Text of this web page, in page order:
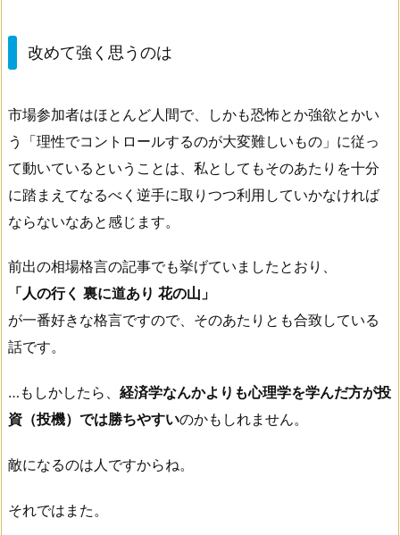
改めて強く思うのは
市場参加者はほとんど人間で、しかも恐怖とか強欲とかい
う「理性でコントロールするのが大変難しいもの」に従っ
て動いているということは、私としてもそのあたりを十分
に踏まえてなるべく逆手に取りつつ利用していかなければ
ならないなあと感じます。
前出の相場格言の記事でも挙げていましたとおり、
「人の行く 裏に道あり 花の山」
が一番好きな格言ですので、そのあたりとも合致している
話です。
…もしかしたら、 経済学なんかよりも心理学を学んだ方が投
資（投機）では勝ちやすいのかもしれません。
敵になるのは人ですからね。
それではまた。